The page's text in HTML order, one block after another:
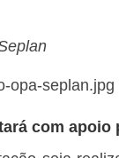
com apoio